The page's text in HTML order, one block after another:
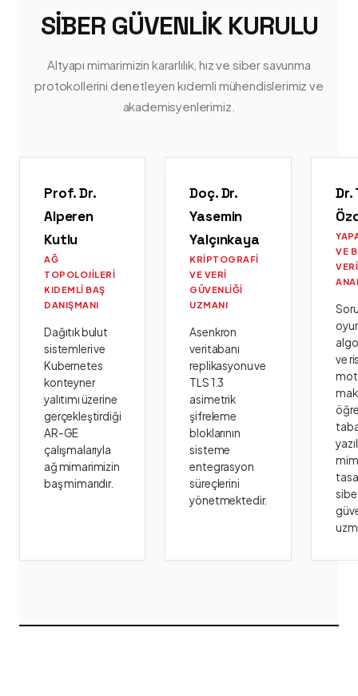
SIBER GÜVENLIK KURULU
Altyapı mimarimizin kararlılık, hız ve siber savunma
protokollerini denetleyen kıdemli mühendislerimiz ve
akademisyenlerimiz.
Prof. Dr.
Alperen
Kutlu
AĞ
TOPOLOJILERI
KIDEMLI BAŞ
DANIŞMANI
Dağıtık bulut
sistemleri ve
Kubernetes
konteyner
yalıtımı üzerine
gerçekleştirdiği
AR-GE
çalışmalarıyla
ağ mimarimizin
baş mimarıdır.
Doç. Dr.
Yasemin
Yalçınkaya
KRIPTOGRAFI
VE VERI
GÜVENLIĞI
UZMANI
Asenkron
veritabanı
replikasyonu ve
TLS 1.3
asimetrik
şifreleme
bloklarının
sisteme
entegrasyon
süreçlerini
yönetmektedir.
Dr.
VE
VERI
ve